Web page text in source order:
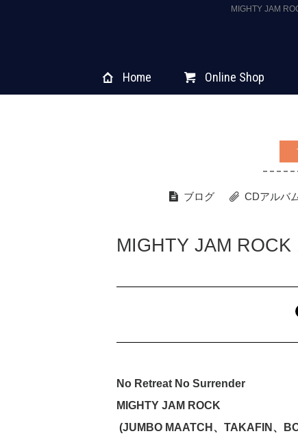
MIGHTY JAM
Home Online Shop
ブログ CDアルバ
MIGHTY JAM
No Retreat No Surrender
MIGHTY JAM ROCK
(JUMBO MAATCH、TAKAFIN、